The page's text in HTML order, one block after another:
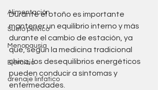
Alimentación
Suelo pelvico
Menopausia
Ejercicio
drenaje linfatico
Durante el otoño es importante
mantener un equilibrio interno y más
durante el cambio de estación, ya
que, según la medicina tradicional
china, los desequilibrios energéticos
pueden conducir a síntomas y
enfermedades.